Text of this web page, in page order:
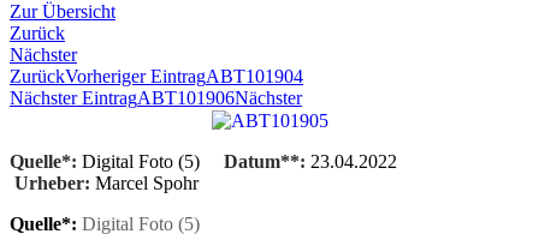
Zur Übersicht
Zurück
Nächster
ZurückVorheriger EintragABT101904
Nächster EintragABT101906Nächster
Quelle*: Digital Foto (5) Datum**: 23.04.2022
Urheber: Marcel Spohr
Quelle*: Digital Foto (5)